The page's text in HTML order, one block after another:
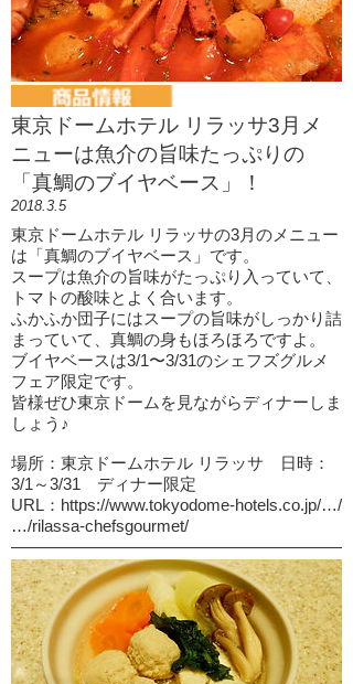
東京ドームホテル リラッサ3月メ
ニューは魚介の旨味たっぷりの
「真鯛のブイヤベース」！
2018.3.5
東京ドームホテル リラッサの3月のメニュー
は「真鯛のブイヤベース」です。
スープは魚介の旨味がたっぷり入っていて、
トマトの酸味とよく合います。
ふかふか団子にはスープの旨味がしっかり詰
まっていて、真鯛の身もほろほろですよ。
ブイヤベースは3/1〜3/31のシェフズグルメ
フェア限定です。
皆様ぜひ東京ドームを見ながらディナーしま
しょう♪
場所：東京ドームホテル リラッサ 日時：
3/1～3/31 ディナー限定
URL：https://www.tokyodome-hotels.co.jp/…/
…/rilassa-chefsgourmet/